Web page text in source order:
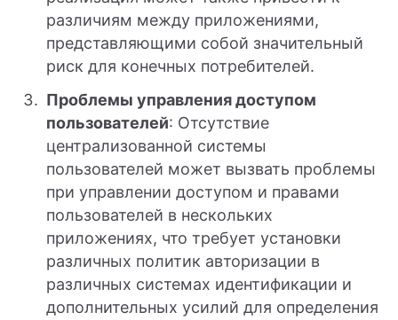
различиям между приложениями,
представляющими собой значительный
риск для конечных потребителей.
Проблемы управления доступом
пользователей: Отсутствие
централизованной системы
пользователей может вызвать проблемы
при управлении доступом и правами
пользователей в нескольких
приложениях, что требует установки
различных политик авторизации в
различных системах идентификации и
дополнительных усилий для определения